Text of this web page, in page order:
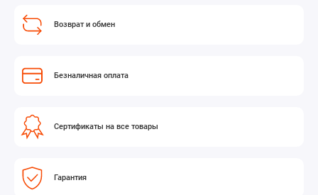
Возврат и обмен
Безналичная оплата
Сертификаты на все товары
Гарантия